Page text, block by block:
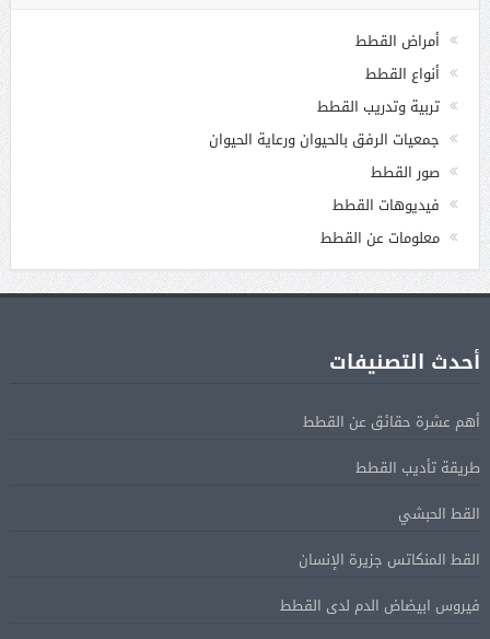
أمراض القطط
أنواع القطط
تربية وتدريب القطط
جمعيات الرفق بالحيوان ورعاية الحيوان
صور القطط
فيديوهات القطط
معلومات عن القطط
أحدث التصنيفات
أهم عشرة حقائق عن القطط
طريقة تأديب القطط
القط الحبشي
القط المنكاتس جزيرة الإنسان
فيروس ابيضاض الدم لدى القطط